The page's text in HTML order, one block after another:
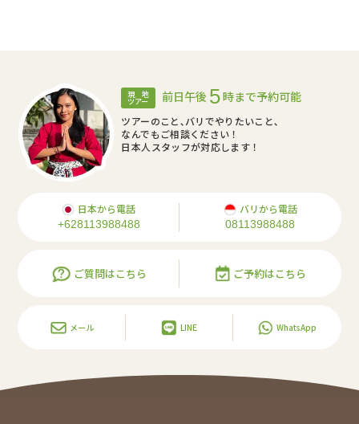
現 地
ツアー 前日午後 5時まで予約可能
ツアーのこと､バリでやりたいこと､
なんでもご相談ください！
日本人スタッフが対応します！
日本から電話
+628113988488
バリから電話
08113988488
ご質問はこちら ご予約はこちら
メール LINE WhatsApp